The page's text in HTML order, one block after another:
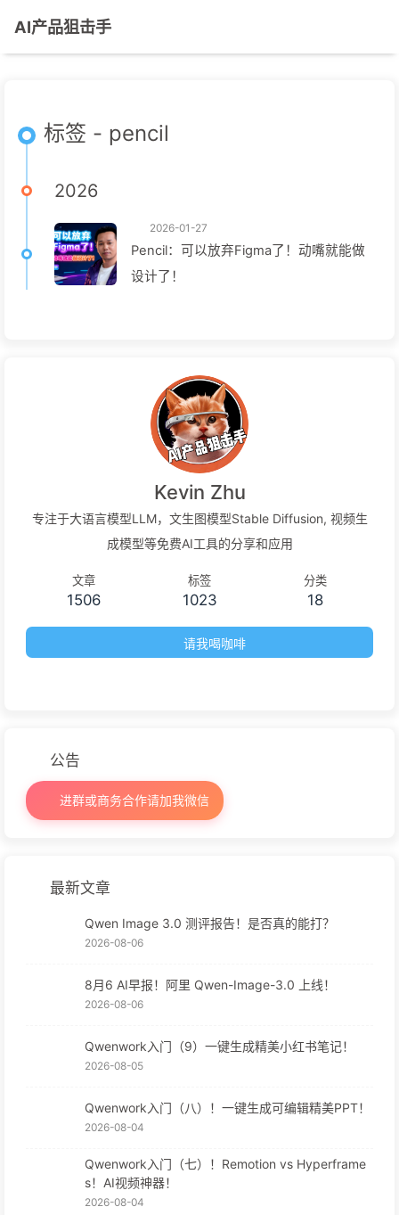
AI产品狙击手
标签 - pencil
2026
2026-01-27
Pencil：可以放弃Figma了！动嘴就能做
设计了！
Kevin Zhu
专注于大语言模型LLM，文生图模型Stable Diffusion, 视频生
成模型等免费AI工具的分享和应用
文章
1506
标签
1023
分类
18
请我喝咖啡
公告
进群或商务合作请加我微信
最新文章
Qwen Image 3.0 测评报告！是否真的能打？
2026-08-06
8月6 AI早报！阿里 Qwen-Image-3.0 上线！
2026-08-06
Qwenwork入门（9）一键生成精美小红书笔记！
2026-08-05
Qwenwork入门（八）！一键生成可编辑精美PPT！
2026-08-04
Qwenwork入门（七）！Remotion vs Hyperframe
s！AI视频神器！
2026-08-04